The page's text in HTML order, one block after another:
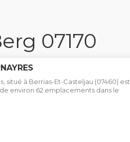
07170
situé à Berrias-Et-Casteljau (07460) est
environ 62 emplacements dans le